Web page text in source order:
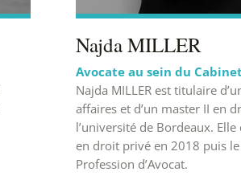
Najda MILLER
Avocate au sein du
Najda MILLER est titulaire
affaires et d’un master II en
l’université de Bordeaux.
en droit privé en 2018 puis
Profession d’Avocat.